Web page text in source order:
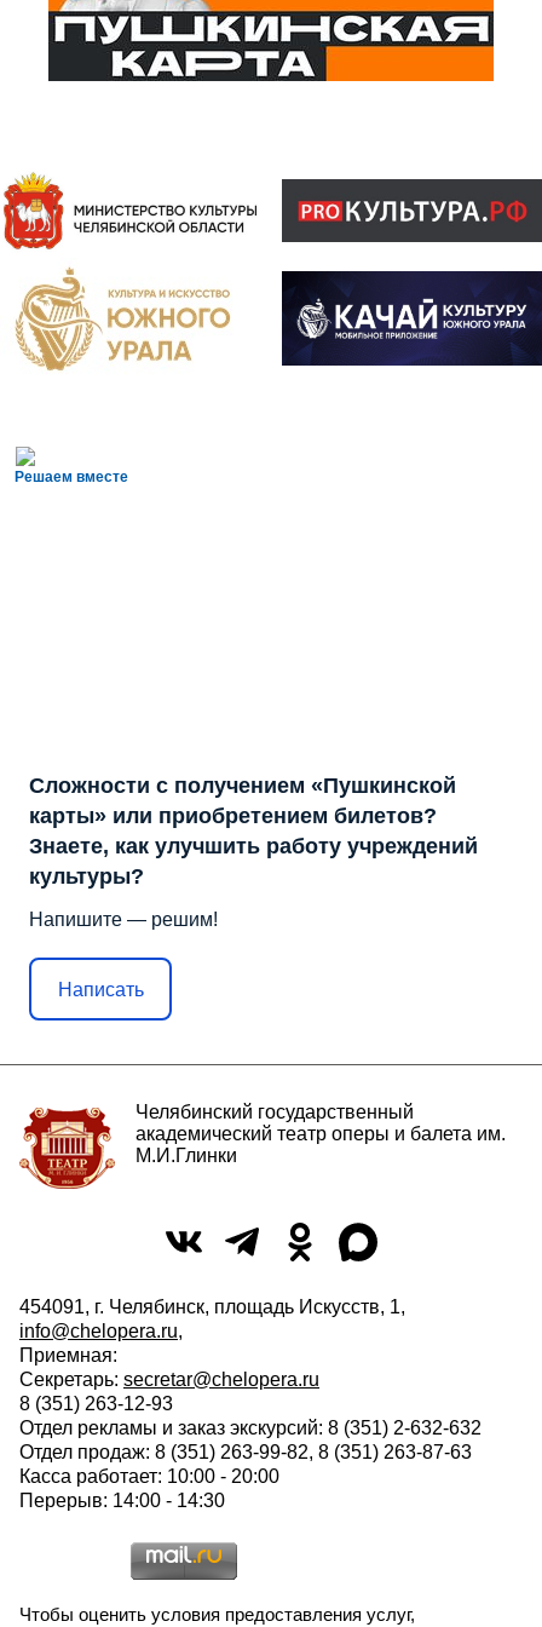
Решаем вместе
Сложности с получением «Пушкинской
карты» или приобретением билетов?
Знаете, как улучшить работу учреждений
культуры?
Напишите — решим!
Написать
Челябинский государственный
академический театр оперы и балета им.
М.И.Глинки
454091, г. Челябинск, площадь Искусств, 1,
info@chelopera.ru,
Приемная:
Секретарь: secretar@chelopera.ru
8 (351) 263-12-93
Отдел рекламы и заказ экскурсий: 8 (351) 2-632-632
Отдел продаж: 8 (351) 263-99-82, 8 (351) 263-87-63
Касса работает: 10:00 - 20:00
Перерыв: 14:00 - 14:30
Чтобы оценить условия предоставления услуг,